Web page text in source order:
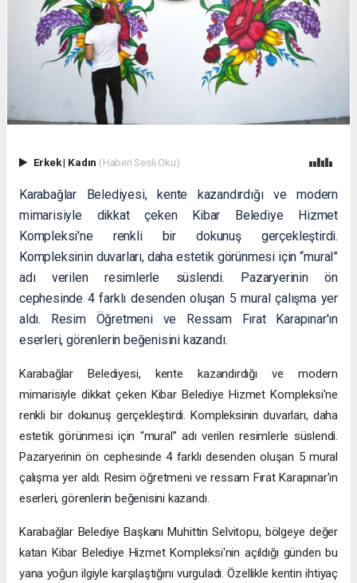
Erkek| Kadın (Haberi Sesli Oku)
Karabağlar Belediyesi, kente kazandırdığı ve modern
mimarisiyle dikkat çeken Kibar Belediye Hizmet
Kompleksi'ne renkli bir dokunuş gerçekleştirdi.
Kompleksinin duvarları, daha estetik görünmesi için “mural”
adı verilen resimlerle süslendi. Pazaryerinin ön
cephesinde 4 farklı desenden oluşan 5 mural çalışma yer
aldı. Resim Öğretmeni ve Ressam Fırat Karapınar'ın
eserleri, görenlerin beğenisini kazandı.
Karabağlar Belediyesi, kente kazandırdığı ve modern
mimarisiyle dikkat çeken Kibar Belediye Hizmet Kompleksi'ne
renkli bir dokunuş gerçekleştirdi. Kompleksinin duvarları, daha
estetik görünmesi için “mural” adı verilen resimlerle süslendi.
Pazaryerinin ön cephesinde 4 farklı desenden oluşan 5 mural
çalışma yer aldı. Resim öğretmeni ve ressam Fırat Karapınar'ın
eserleri, görenlerin beğenisini kazandı.
Karabağlar Belediye Başkanı Muhittin Selvitopu, bölgeye değer
katan Kibar Belediye Hizmet Kompleksi'nin açıldığı günden bu
yana yoğun ilgiyle karşılaştığını vurguladı. Özellikle kentin ihtiyaç